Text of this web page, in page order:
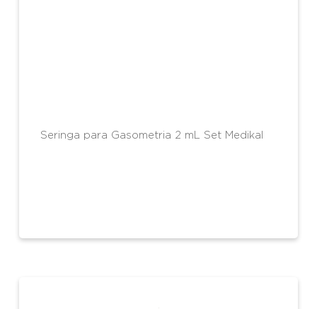
Seringa para Gasometria 2 mL Set Medikal